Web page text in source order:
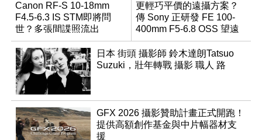
Canon RF-S 10-18mm
F4.5-6.3 IS STM即將問
世？多張間諜照流出
更輕巧平價的遠攝方案？
傳 Sony 正研發 FE 100-
400mm F5-6.8 OSS 望遠
變焦鏡頭
日本 街頭 攝影師 鈴木達朗Tatsuo
Suzuki，壯年轉戰 攝影 職人 路
GFX 2026 攝影贊助計畫正式開跑！
提供高額創作基金與中片幅器材支
援